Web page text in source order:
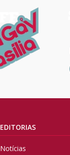
EDITORIAS
Notícias